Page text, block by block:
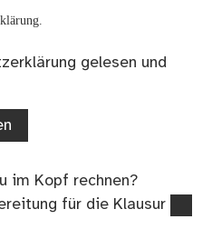
gelesen und
im Kopf rechnen?
für die Klausur